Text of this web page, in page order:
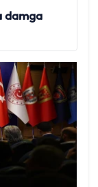
damga